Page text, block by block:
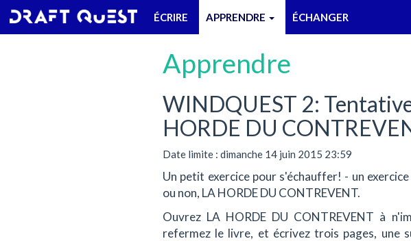
ÉCRIRE APPRENDRE ÉCHANGER
Apprendre
WINDQUEST 2:
HORDE DU
Date limite : dimanche 14 juin 2015 23:59
Un petit exercice pour s'échauffer! - un
ou non, LA HORDE DU CONTREVENT.
Ouvrez LA HORDE DU CONTREVENT à
refermez le livre, et écrivez trois pages, une